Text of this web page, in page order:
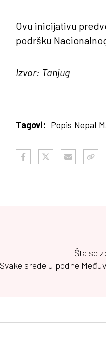
Ovu inicijativu
podršku
Izvor: Tanjug
Tagovi: Popis Nepal
Šta se
Svake srede u podne